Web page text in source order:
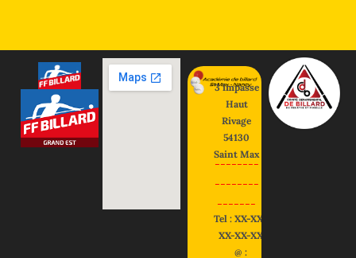
3 impasse
Haut
Rivage
54130
Saint Max
--------
--------
-------
Tel : XX-XX-
XX-XX-XX
@ :